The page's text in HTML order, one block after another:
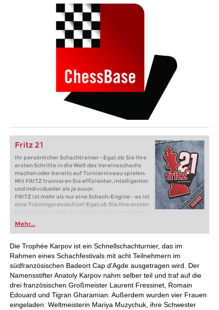
Fritz 21
Ihr persönlicher Schachtrainer - Egal, ob Sie Ihre
ersten Schritte in die Welt des Vereinsschachs
machen oder bereits auf Turnierniveau spielen:
Mit FRITZ trainieren Sie effizienter, intelligenter
und individueller als je zuvor.
FRITZ ist mehr als nur eine Schach-Engine – es ist
eine Trainingsrevolution! Egal, ob Sie Ihre ersten
Schritte in die Welt des Vereinsschachs machen
oder bereits auf Turnierniveau spielen: Mit
FRITZ trainieren Sie effizienter, intelligenter und
individueller als je zuvor.
Mehr...
Die Trophée Karpov ist ein Schnellschachturnier, das im
Rahmen eines Schachfestivals mit acht Teilnehmern im
südfranzösischen Badeort Cap d'Agde ausgetragen wird. Der
Namensstifter Anatoly Karpov nahm selber teil und traf auf die
drei französischen Großmeister Laurent Fressinet, Romain
Edouard und Tigran Gharamian. Außerdem wurden vier Frauen
eingeladen: Weltmeisterin Mariya Muzychuk, ihre Schwester